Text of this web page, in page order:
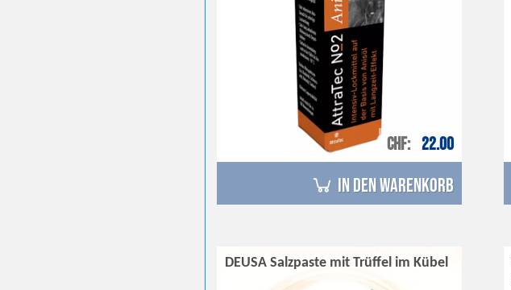
CHF 22.00
in den Warenkorb
DEUSA Salzpaste mit Trüffel im Kübel